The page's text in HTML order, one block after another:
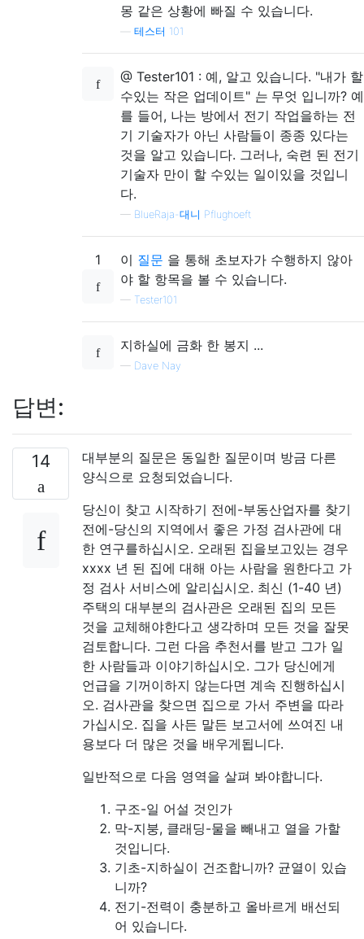
몽 같은 상황에 빠질 수 있습니다.
테스터 101
@ Tester101 : 예, 알고 있습니다. "내가 할
수있는 작은 업데이트" 는 무엇 입니까? 예
를 들어, 나는 방에서 전기 작업을하는 전
기 기술자가 아닌 사람들이 종종 있다는
것을 알고 있습니다. 그러나, 숙련 된 전기
기술자 만이 할 수있는 일이있을 것입니
다.
— BlueRaja-대니 Pflughoeft
1 이 질문 을 통해 초보자가 수행하지 않아
야 할 항목을 볼 수 있습니다.
— Tester101
지하실에 금화 한 봉지 ...
— Dave Nay
답변:
14
대부분의 질문은 동일한 질문이며 방금 다른
양식으로 요청되었습니다.
당신이 찾고 시작하기 전에-부동산업자를 찾기
전에-당신의 지역에서 좋은 가정 검사관에 대
한 연구를하십시오. 오래된 집을보고있는 경우
xxxx 년 된 집에 대해 아는 사람을 원한다고 가
정 검사 서비스에 알리십시오. 최신 (1-40 년)
주택의 대부분의 검사관은 오래된 집의 모든
것을 교체해야한다고 생각하며 모든 것을 잘못
검토합니다. 그런 다음 추천서를 받고 그가 일
한 사람들과 이야기하십시오. 그가 당신에게
언급을 기꺼이하지 않는다면 계속 진행하십시
오. 검사관을 찾으면 집으로 가서 주변을 따라
가십시오. 집을 사든 말든 보고서에 쓰여진 내
용보다 더 많은 것을 배우게됩니다.
일반적으로 다음 영역을 살펴 봐야합니다.
구조-일 어설 것인가
막-지붕, 클래딩-물을 빼내고 열을 가할
것입니다.
기초-지하실이 건조합니까? 균열이 있습
니까?
전기-전력이 충분하고 올바르게 배선되
어 있습니다.